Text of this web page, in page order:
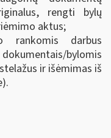
rengti bylų
aktus;
rankomis darbus
bylomis
ir išėmimas iš